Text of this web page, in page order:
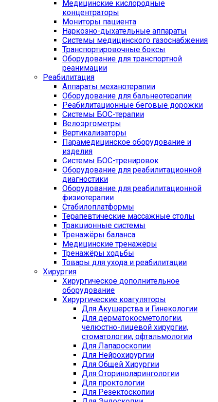
Медицинские кислородные
концентраторы
Мониторы пациента
Наркозно-дыхательные аппараты
Системы медицинского газоснабжения
Транспортировочные боксы
Оборудование для транспортной
реанимации
Реабилитация
Аппараты механотерапии
Оборудование для бальнеотерапии
Реабилитационные беговые дорожки
Системы БОС-терапии
Велоэргометры
Вертикализаторы
Парамедицинское оборудование и
изделия
Системы БОС-тренировок
Оборудование для реабилитационной
диагностики
Оборудование для реабилитационной
физиотерапии
Стабилоплатформы
Терапевтические массажные столы
Тракционные системы
Тренажёры баланса
Медицинские тренажёры
Тренажёры ходьбы
Товары для ухода и реабилитации
Хирургия
Хирургическое дополнительное
оборудование
Хирургические коагуляторы
Для Акушерства и Гинекологии
Для дерматокосметологии,
челюстно-лицевой хирургии,
стоматологии, офтальмологии
Для Лапароскопии
Для Нейрохирургии
Для Общей Хирургии
Для Оториноларингологии
Для проктологии
Для Резектоскопии